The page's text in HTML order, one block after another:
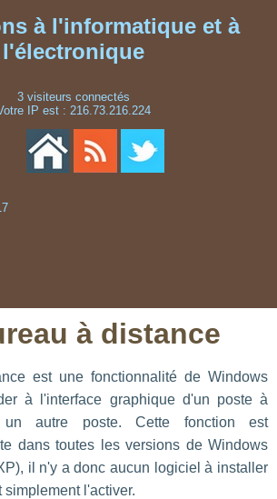
à l'informatique et à
l'électronique
3 visiteurs connectés
IP est : 216.73.216.224
à distance
est une fonctionnalité de Windows
à l'interface graphique d'un poste à
un autre poste. Cette fonction est
dans toutes les versions de Windows
il n'y a donc aucun logiciel à installer
simplement l'activer.